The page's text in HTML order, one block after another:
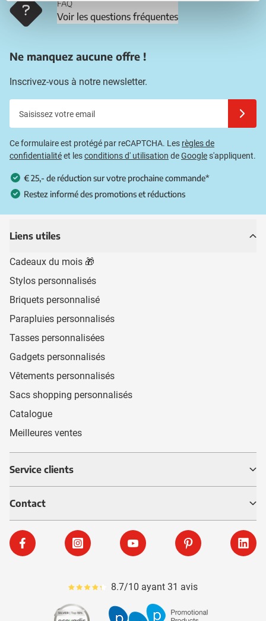
FAQ
Voir les questions fréquentes
Ne manquez aucune offre !
Inscrivez-vous à notre newsletter.
Ce formulaire est protégé par reCAPTCHA. Les règles de
confidentialitéet lesconditions d' utilisation deGoogles'appliquent.
€ 25,- de réduction sur votre prochaine commande*
Restez informé des promotions et réductions
Liens utiles
Cadeaux du mois 🎁
Stylos personnalisés
Briquets personnalisé
Parapluies personnalisés
Tasses personnalisées
Gadgets personnalisés
Vêtements personnalisés
Sacs shopping personnalisés
Catalogue
Meilleures ventes
Service clients
Contact
Facebook Instagram YouTube Pinterest
Le pourcentage moyen d'avis est de 87
8.7/10 ayant 31 avis